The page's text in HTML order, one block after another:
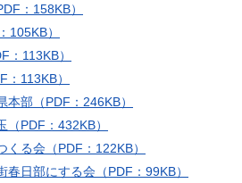
：158KB）
105KB）
：113KB）
113KB）
本部（PDF：246KB）
（PDF：432KB）
くる会（PDF：122KB）
春日部にする会（PDF：99KB）